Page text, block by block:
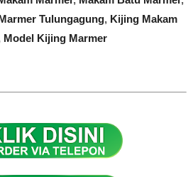
Tulungagung, Kijing Makam
Model Kijing Marmer